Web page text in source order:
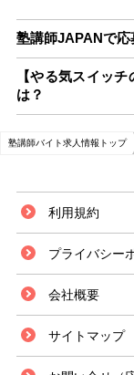
塾講師JAPANで応
【やる気スイッ
は？
塾講師バイト求人情報トップ
利用規約
プライバシー
会社概要
サイトマップ